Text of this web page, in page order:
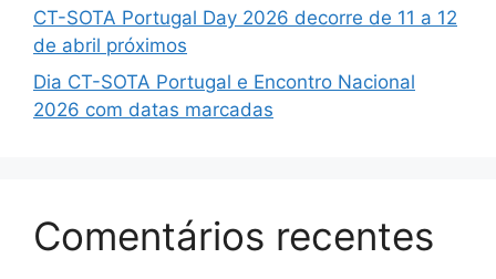
CT-SOTA Portugal Day 2026 decorre de 11 a 12
de abril próximos
Dia CT-SOTA Portugal e Encontro Nacional
2026 com datas marcadas
Comentários recentes